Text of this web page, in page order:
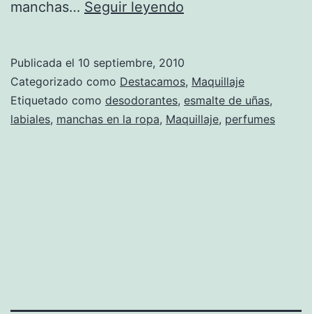
manchas… Seguir leyendo
manchas
de
cosméticos
Publicada el 10 septiembre, 2010
Categorizado como Destacamos, Maquillaje
Etiquetado como desodorantes, esmalte de uñas,
labiales, manchas en la ropa, Maquillaje, perfumes